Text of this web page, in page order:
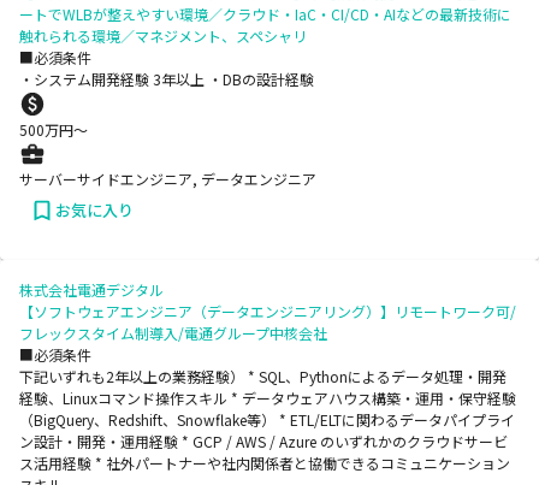
ートでWLBが整えやすい環境／クラウド・IaC・CI/CD・AIなどの最新技術に
触れられる環境／マネジメント、スペシャリ
■必須条件
・システム開発経験 3年以上 ・DBの設計経験
500万円〜
サーバーサイドエンジニア, データエンジニア
お気に入り
株式会社電通デジタル
【ソフトウェアエンジニア（データエンジニアリング）】リモートワーク可/
フレックスタイム制導入/電通グループ中核会社
■必須条件
下記いずれも2年以上の業務経験） * SQL、Pythonによるデータ処理・開発
経験、Linuxコマンド操作スキル * データウェアハウス構築・運用・保守経験
（BigQuery、Redshift、Snowflake等） * ETL/ELTに関わるデータパイプライ
ン設計・開発・運用経験 * GCP / AWS / Azure のいずれかのクラウドサービ
ス活用経験 * 社外パートナーや社内関係者と協働できるコミュニケーション